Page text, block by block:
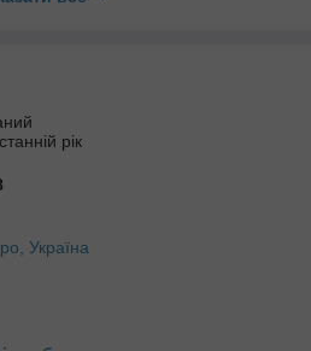
та в майстернях малого типу.
працюють з
для гибки металу.
високою міцністю і стійкістю
рік
Україна